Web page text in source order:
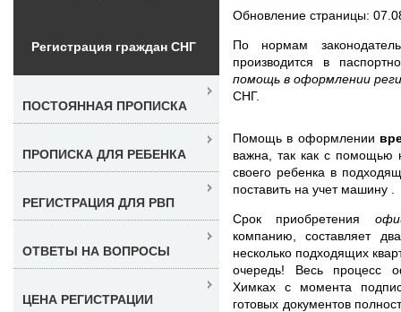
Обновление страницы:
По нормам
производится в
помощь в оформлении
СНГ.
Помощь в оформлении
важна, так как с помощью
своего ребенка в
поставить на учет машину .
Срок приобретения
компанию, составляет
несколько подходящих
очередь! Весь процесс
Химках с момента
готовых документов
Регистрация граждан СНГ
ПОСТОЯННАЯ ПРОПИСКА
ПРОПИСКА ДЛЯ РЕБЕНКА
РЕГИСТРАЦИЯ ДЛЯ РВП
ОТВЕТЫ НА ВОПРОСЫ
ЦЕНА РЕГИСТРАЦИИ